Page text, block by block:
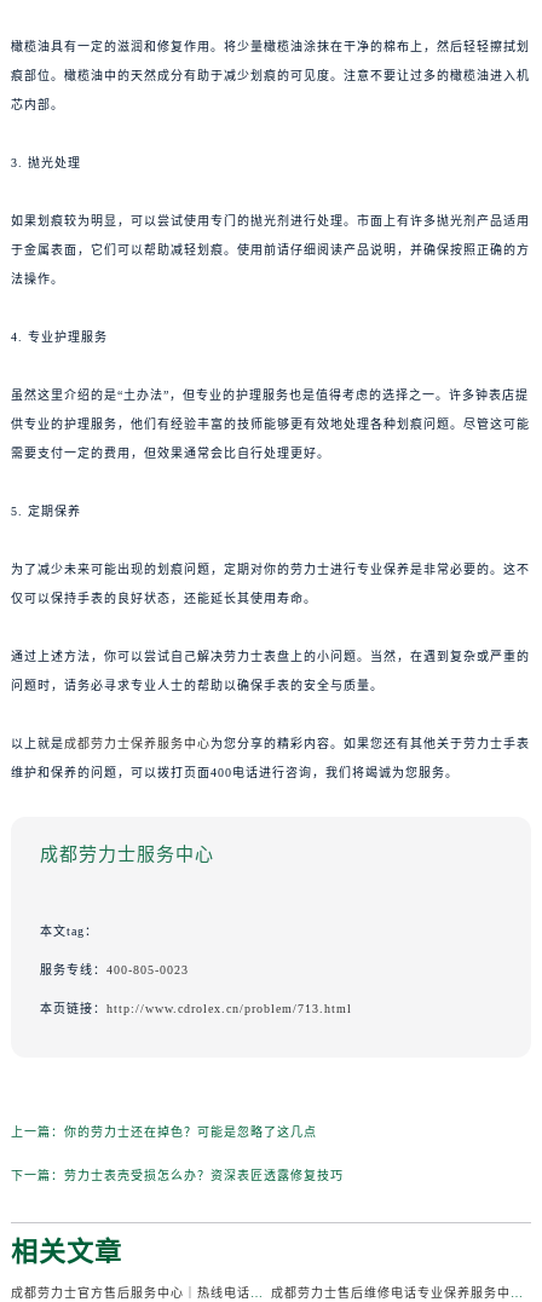
橄榄油具有一定的滋润和修复作用。将少量橄榄油涂抹在干净的棉布上，然后轻轻擦拭划
痕部位。橄榄油中的天然成分有助于减少划痕的可见度。注意不要让过多的橄榄油进入机
芯内部。
3. 抛光处理
如果划痕较为明显，可以尝试使用专门的抛光剂进行处理。市面上有许多抛光剂产品适用
于金属表面，它们可以帮助减轻划痕。使用前请仔细阅读产品说明，并确保按照正确的方
法操作。
4. 专业护理服务
虽然这里介绍的是“土办法”，但专业的护理服务也是值得考虑的选择之一。许多钟表店提
供专业的护理服务，他们有经验丰富的技师能够更有效地处理各种划痕问题。尽管这可能
需要支付一定的费用，但效果通常会比自行处理更好。
5. 定期保养
为了减少未来可能出现的划痕问题，定期对你的劳力士进行专业保养是非常必要的。这不
仅可以保持手表的良好状态，还能延长其使用寿命。
通过上述方法，你可以尝试自己解决劳力士表盘上的小问题。当然，在遇到复杂或严重的
问题时，请务必寻求专业人士的帮助以确保手表的安全与质量。
以上就是成都劳力士保养服务中心为您分享的精彩内容。如果您还有其他关于劳力士手表
维护和保养的问题，可以拨打页面400电话进行咨询，我们将竭诚为您服务。
成都劳力士服务中心
本文tag：
服务专线： 400-805-0023
本页链接： http://www.cdrolex.cn/problem/713.html
上一篇： 你的劳力士还在掉色？可能是忽略了这几点
下一篇： 劳力士表壳受损怎么办？资深表匠透露修复技巧
相关文章